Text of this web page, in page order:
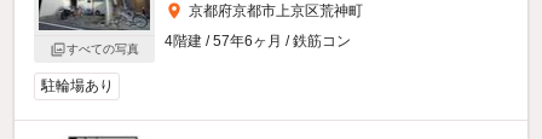
すべての写真
京都府京都市上京区荒神町
4階建 / 57年6ヶ月 / 鉄筋コン
駐輪場あり